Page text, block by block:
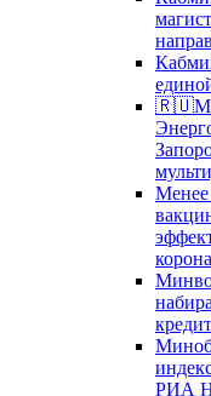
Менее
РИА